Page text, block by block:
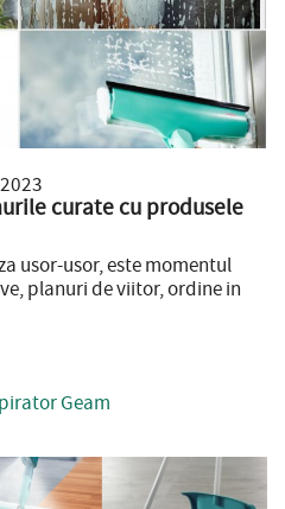
curate cu produsele
usor-usor, este momentul
planuri de viitor, ordine in
Geam